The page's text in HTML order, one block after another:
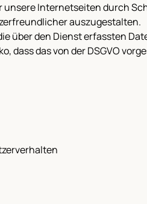
Internetseiten durch
auszugestalten.
über den Dienst erfassten
dass das von der DSGVO